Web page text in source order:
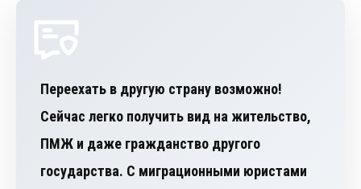
Переехать в другую страну возможно!
Сейчас легко получить вид на жительство,
ПМЖ и даже гражданство другого
государства. С миграционными юристами